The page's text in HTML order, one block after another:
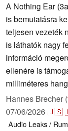
A Nothing Ear
is bemutatásra
teljesen vezeték
is láthatók nagy
információ
ellenére is
milliméteres
Hannes Brecher (
07/06/2026🇺🇸
Audio Leaks /